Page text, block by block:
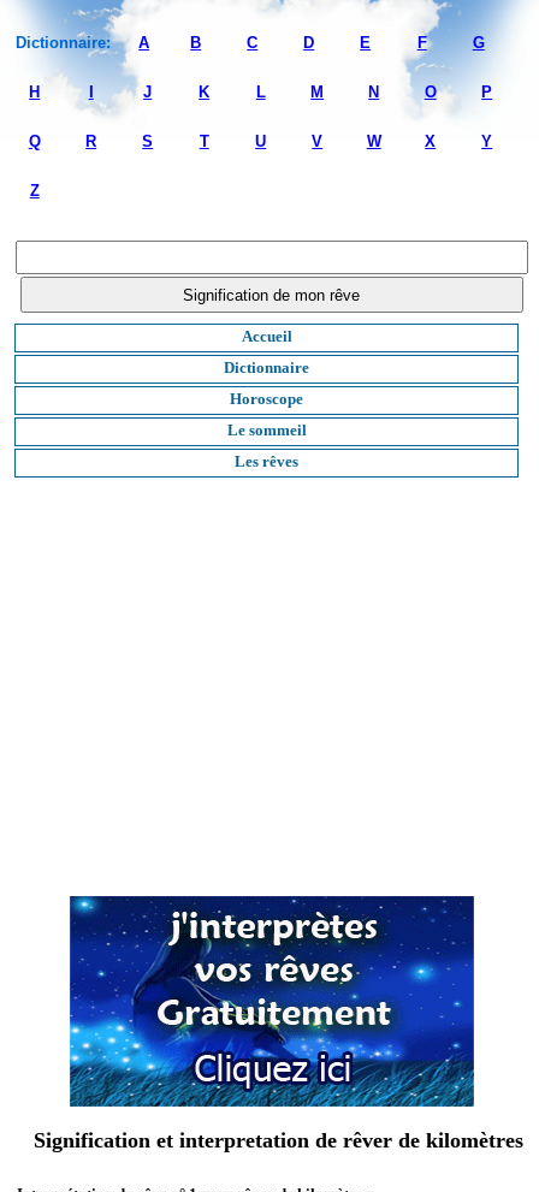
Dictionnaire: A B C D E F G
H J K L M N O P
Q R S T U V W X Y
Z
Accueil
Dictionnaire
Horoscope
Le sommeil
Les rêves
Signification et interpretation de rêver de kilomètres